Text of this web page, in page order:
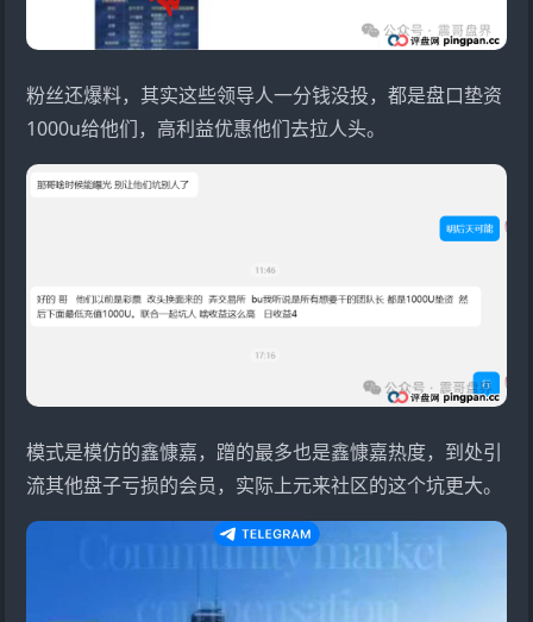
粉丝还爆料，其实这些领导人一分钱没投，都是盘口垫资
1000u给他们，高利益优惠他们去拉人头。
模式是模仿的鑫慷嘉，蹭的最多也是鑫慷嘉热度，到处引
流其他盘子亏损的会员，实际上元来社区的这个坑更大。